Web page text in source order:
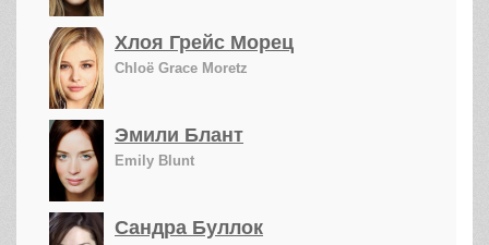
Хлоя Грейс Морец
Chloë Grace Moretz
Эмили Блант
Emily Blunt
Сандра Буллок